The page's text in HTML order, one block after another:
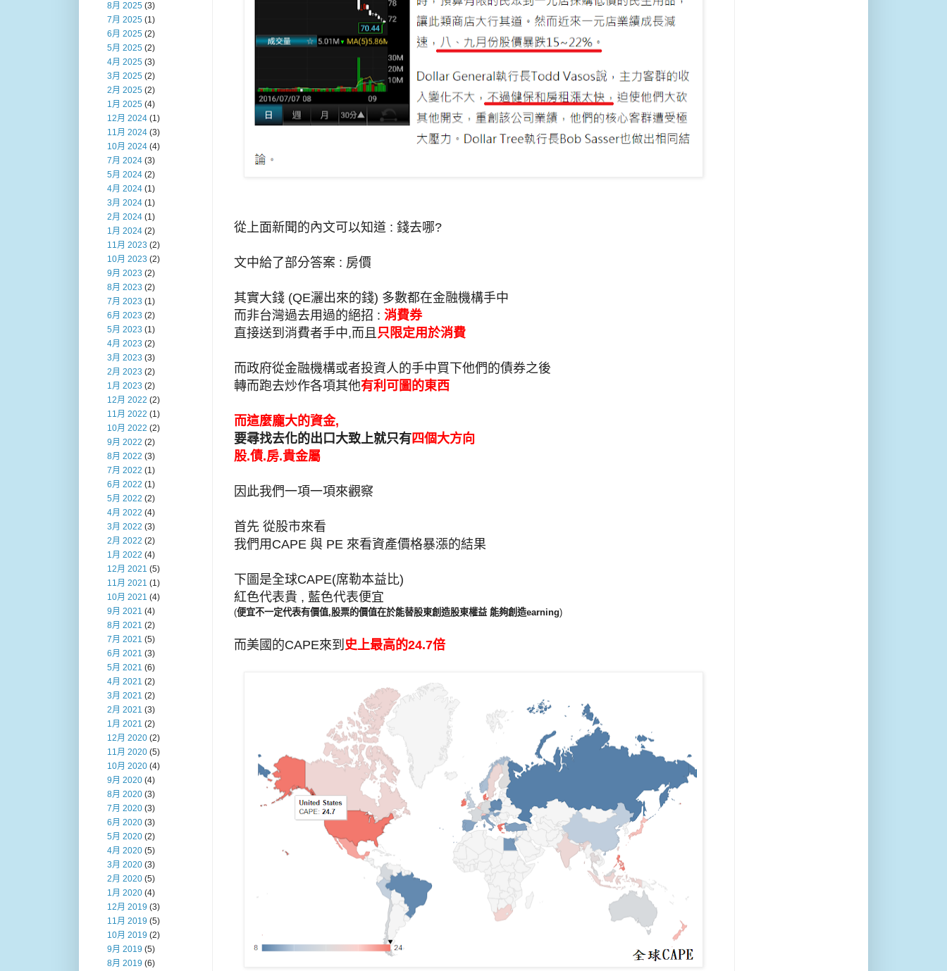
從上面新聞的內文可以知道 : 錢去哪?
文中給了部分答案 : 房價
其實大錢 (QE灑出來的錢) 多數都在金融機構手中
而非台灣過去用過的絕招 : 消費券
直接送到消費者手中,而且 只限定用於消費
而政府從金融機構或者投資人的手中買下他們的債券之後
轉而跑去炒作各項其他有利可圖的東西
而這麼龐大的資金,
要尋找去化的出口大致上就只有四個大方向
股.債.房.貴金屬
因此我們一項一項來觀察
首先 從股市來看
我們用CAPE 與 PE 來看資產價格暴漲的結果
下圖是全球CAPE(席勒本益比)
紅色代表貴 , 藍色代表便宜
(便宜不一定代表有價值,股票的價值在於能替股東創造股東權益 能夠創造earning)
而美國的CAPE來到 史上最高的24.7倍
8月 2025 (3)
7月 2025 (1)
6月 2025 (2)
5月 2025 (2)
4月 2025 (3)
3月 2025 (2)
2月 2025 (2)
1月 2025 (4)
12月 2024 (1)
11月 2024 (3)
10月 2024 (4)
7月 2024 (3)
5月 2024 (2)
4月 2024 (1)
3月 2024 (1)
2月 2024 (1)
1月 2024 (2)
11月 2023 (2)
10月 2023 (2)
9月 2023 (2)
8月 2023 (2)
7月 2023 (1)
6月 2023 (2)
5月 2023 (1)
4月 2023 (2)
3月 2023 (3)
2月 2023 (2)
1月 2023 (2)
12月 2022 (2)
11月 2022 (1)
10月 2022 (2)
9月 2022 (2)
8月 2022 (3)
7月 2022 (1)
6月 2022 (1)
5月 2022 (2)
4月 2022 (4)
3月 2022 (3)
2月 2022 (2)
1月 2022 (4)
12月 2021 (5)
11月 2021 (1)
10月 2021 (4)
9月 2021 (4)
8月 2021 (2)
7月 2021 (5)
6月 2021 (3)
5月 2021 (6)
4月 2021 (2)
3月 2021 (2)
2月 2021 (3)
1月 2021 (2)
12月 2020 (2)
11月 2020 (5)
10月 2020 (4)
9月 2020 (4)
8月 2020 (3)
7月 2020 (3)
6月 2020 (3)
5月 2020 (2)
4月 2020 (5)
3月 2020 (3)
2月 2020 (5)
1月 2020 (4)
12月 2019 (3)
11月 2019 (5)
10月 2019 (2)
9月 2019 (5)
8月 2019 (6)